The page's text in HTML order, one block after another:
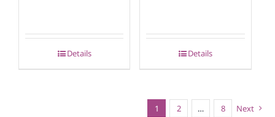
Details Details
1 2 … 8 Next